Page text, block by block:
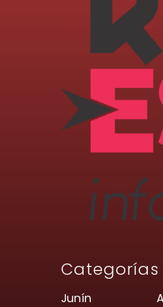
Categorías
Junín